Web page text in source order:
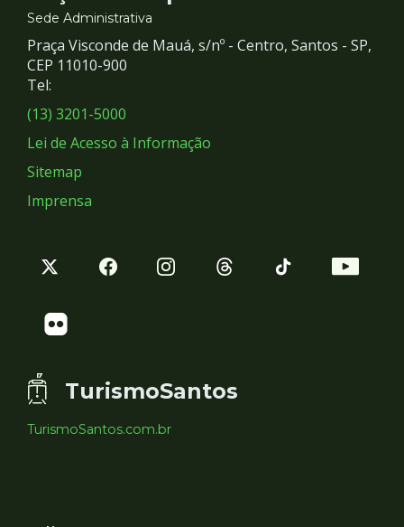
e
Redes
Sociais
Sede Administrativa
Praça Visconde de Mauá, s/nº - Centro, Santos - SP,
CEP 11010-900
Tel:
(13) 3201-5000
Lei de Acesso à Informação
Sitemap
Imprensa
TurismoSantos
TurismoSantos.com.br